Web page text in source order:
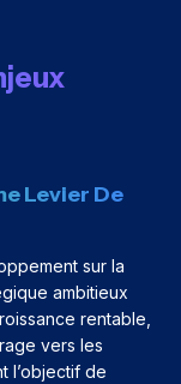
Levier De
sur la
ambitieux
rentable,
vers les
l’objectif de